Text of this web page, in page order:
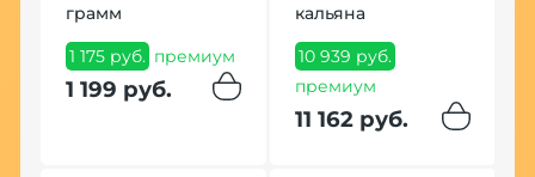
грамм
1 175 руб. премиум
1 199 руб.
кальяна
10 939 руб.
премиум
11 162 руб.